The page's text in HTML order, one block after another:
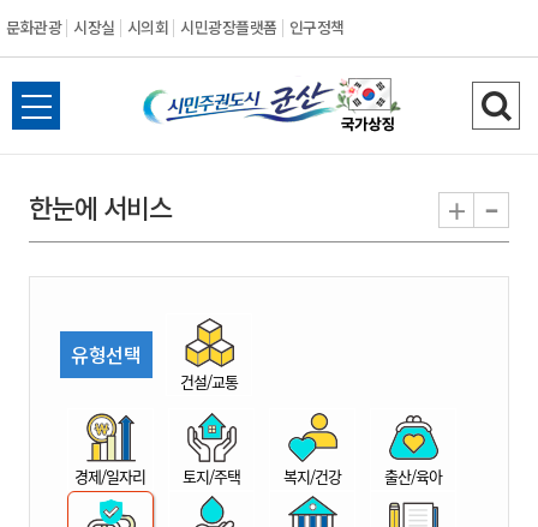
문화관광 시장실 시의회 시민광장플랫폼 인구정책
시
민
권
시
산
전
체
뉴
열
검
색
기
한눈에 서비스 + -
유형선택
건설/교통
경제/일자리 토지/주택 복지/건강 출산/육아